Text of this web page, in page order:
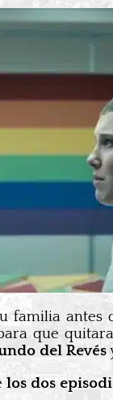
familia
que
del Revés
los dos